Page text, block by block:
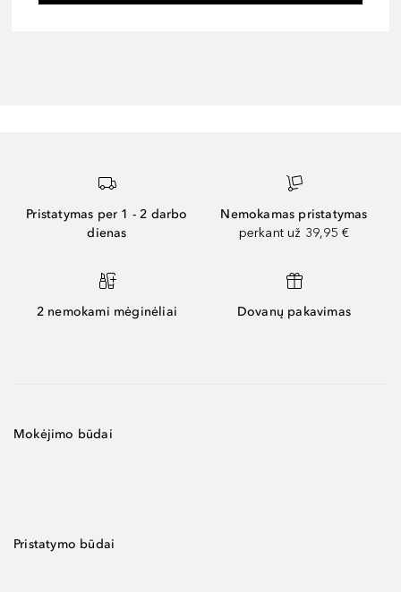
Pristatymas per 1 - 2 darbo
dienas
Nemokamas pristatymas
perkant už 39,95 €
2 nemokami mėginėliai Dovanų pakavimas
Mokėjimo būdai
Pristatymo būdai